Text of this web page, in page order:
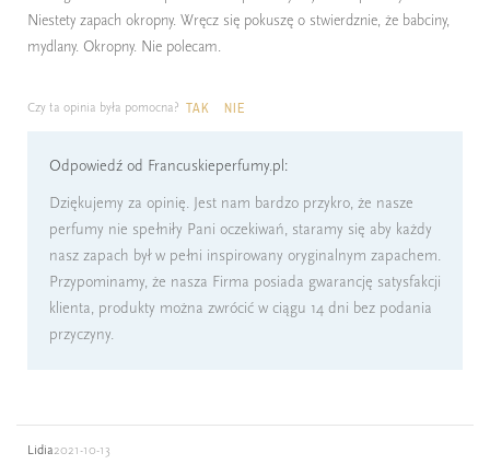
Niestety zapach okropny. Wręcz się pokuszę o stwierdznie, że babciny,
mydlany. Okropny. Nie polecam.
Czy ta opinia była pomocna? TAK NIE
Odpowiedź od Francuskieperfumy.pl:
Dziękujemy za opinię. Jest nam bardzo przykro, że nasze
perfumy nie spełniły Pani oczekiwań, staramy się aby każdy
nasz zapach był w pełni inspirowany oryginalnym zapachem.
Przypominamy, że nasza Firma posiada gwarancję satysfakcji
klienta, produkty można zwrócić w ciągu 14 dni bez podania
przyczyny.
Lidia2021-10-13